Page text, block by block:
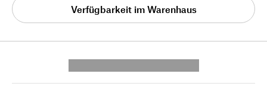
Verfügbarkeit im Warenhaus